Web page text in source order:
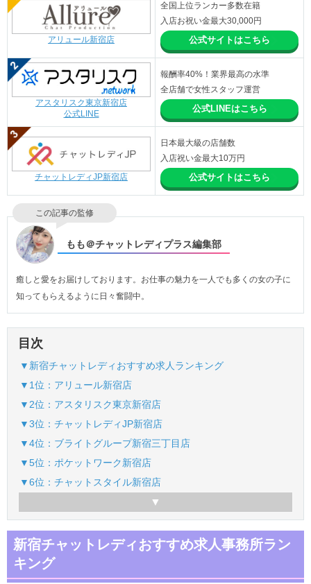
アリュール新宿店
全国上位ランカー多数在籍
入店お祝い金最大30,000円
公式サイトはこちら
アスタリスク東京新宿店
公式LINE
報酬率40%！業界最高の水準
全店舗で女性スタッフ運営
公式LINEはこちら
チャットレディJP新宿店
日本最大級の店舗数
入店祝い金最大10万円
公式サイトはこちら
この記事の監修
もも＠チャットレディプラス編集部
癒しと愛をお届けしております。お仕事の魅力を一人でも多くの女の子に
知ってもらえるように日々奮闘中。
目次
▼新宿チャットレディおすすめ求人ランキング
▼1位：アリュール新宿店
▼2位：アスタリスク東京新宿店
▼3位：チャットレディJP新宿店
▼4位：ブライトグループ新宿三丁目店
▼5位：ポケットワーク新宿店
▼6位：チャットスタイル新宿店
新宿チャットレディおすすめ求人事務所ラン
キング